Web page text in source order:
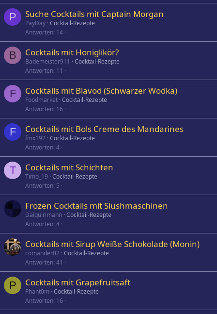
P Suche Cocktails mit Captain Morgan
PayDay Cocktail-Rezepte
Antworten 14
B Cocktails mit Honiglikör?
Bademeister911
Cocktail-Rezepte
Antworten 11
F Cocktails mit Blavod (Schwarzer Wodka)
Foodmarket Cocktail-Rezepte
Antworten 16
F Cocktails mit Bols Creme des Mandarines
fmx192 Cocktail-Rezepte
Antworten 4
T Cocktails mit Schichten
Timo_19 Cocktail-Rezepte
Antworten 5
Frozen Cocktails mit Slushmaschinen
Daiquirimann Cocktail-Rezepte
Antworten 4
Cocktails mit Sirup Weiße Schokolade (Monin)
comander02 Cocktail-Rezepte
Antworten 41
P Cocktails mit Grapefruitsaft
Phant0m Cocktail-Rezepte
Antworten 16